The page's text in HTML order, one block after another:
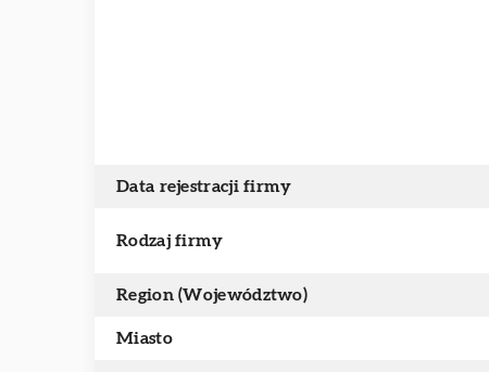
Data rejestracji firmy
Rodzaj firmy
Region (Województwo)
Miasto